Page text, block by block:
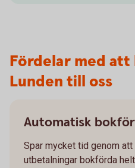
Fördelar med att
Lunden till oss
Automatisk
Spar mycket tid genom att
utbetalningar bokförda